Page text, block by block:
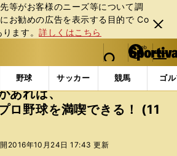
等がお客様のニーズ等について調
お勧めの広告を表⽰する⽬的で Co
ります。詳しくはこちら
閉じ
る
web Sportiva (webスポルティーバ)
検索
マイペ
ー
ジ
メニュ
野球 サッカー 競馬 ゴ
ン ニュース 『プロスピＡ』があ
あれば、
ロ野球を満喫できる！ (11
2016年10月24日 17:43 更新